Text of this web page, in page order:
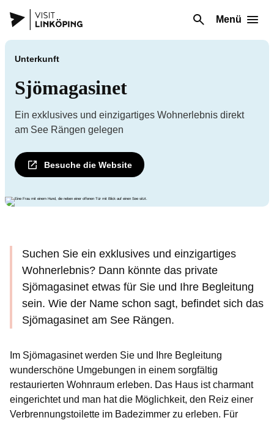
Menü
Unterkunft
Sjömagasinet
Ein exklusives und einzigartiges Wohnerlebnis direkt
am See Rängen gelegen
Besuche die Website
Suchen Sie ein exklusives und einzigartiges
Wohnerlebnis? Dann könnte das private
Sjömagasinet etwas für Sie und Ihre Begleitung
sein. Wie der Name schon sagt, befindet sich das
Sjömagasinet am See Rängen.
Im Sjömagasinet werden Sie und Ihre Begleitung
wunderschöne Umgebungen in einem sorgfältig
restaurierten Wohnraum erleben. Das Haus ist charmant
eingerichtet und man hat die Möglichkeit, den Reiz einer
Verbrennungstoilette im Badezimmer zu erleben. Für